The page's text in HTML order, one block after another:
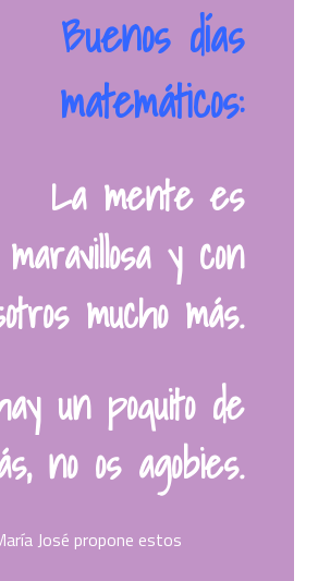
Buenos días
matemáticos:
La mente es
maravillosa y con
mucho más.
un poquito de
no os agobies.
José propone estos